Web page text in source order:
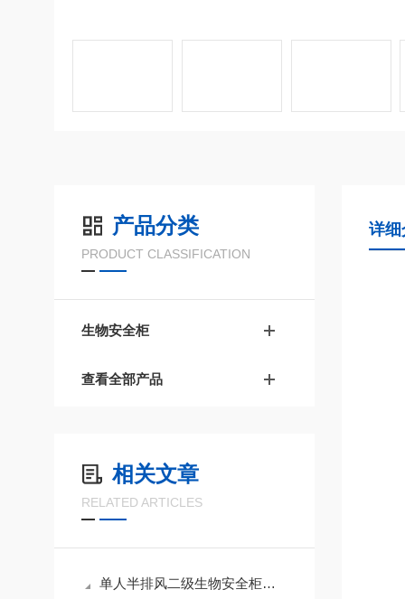
产品分类
PRODUCT CLASSIFICATION
生物安全柜
查看全部产品
相关文章
RELATED ARTICLES
单人半排风二级生物安全柜使用说明
详细